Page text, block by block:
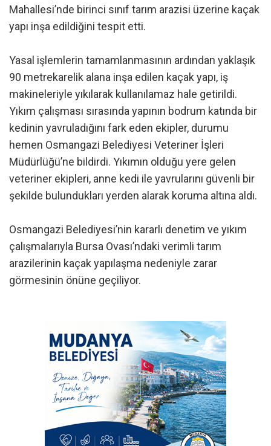
Mahallesi’nde birinci sınıf tarım arazisi üzerine kaçak
yapı inşa edildiğini tespit etti.
Yasal işlemlerin tamamlanmasının ardından yaklaşık
90 metrekarelik alana inşa edilen kaçak yapı, iş
makineleriyle yıkılarak kullanılamaz hale getirildi.
Yıkım çalışması sırasında yapının bodrum katında bir
kedinin yavruladığını fark eden ekipler, durumu
hemen Osmangazi Belediyesi Veteriner İşleri
Müdürlüğü’ne bildirdi. Yıkımın olduğu yere gelen
veteriner ekipleri, anne kedi ile yavrularını güvenli bir
şekilde bulundukları yerden alarak koruma altına aldı.
Osmangazi Belediyesi’nin kararlı denetim ve yıkım
çalışmalarıyla Bursa Ovası’ndaki verimli tarım
arazilerinin kaçak yapılaşma nedeniyle zarar
görmesinin önüne geçiliyor.